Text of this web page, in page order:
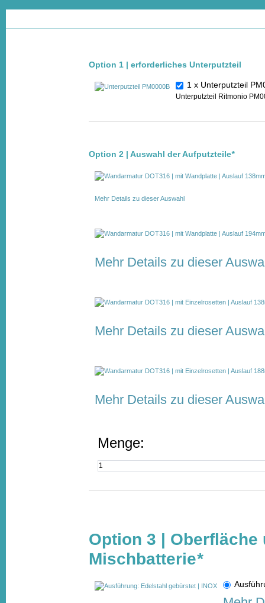
Option 1 | erforderliches Unterputzteil
1 x Unterputzteil
Unterputzteil Ritmonio
Option 2 | Auswahl der Aufputzteile*
Mehr Details zu dieser Auswahl
Mehr Details zu dieser
Mehr Details zu dieser
Mehr Details zu dieser
Menge:
Option 3 |
Mischbatterie*